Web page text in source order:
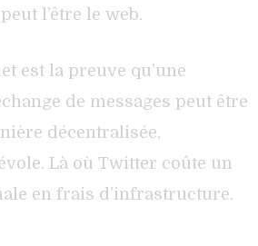
l’être le web.
est la preuve qu’une
de messages peut être
décentralisée,
Là où Twitter coûte un
en frais d’infrastructure.